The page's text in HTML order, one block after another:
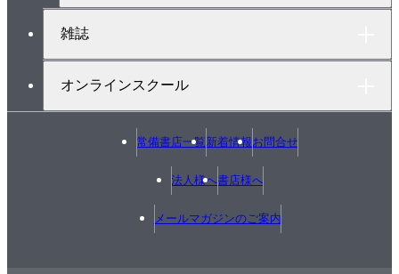
雑誌
オンラインスクール
常備書店一覧新着情報お問合せ
法人様へ書店様へ
メールマガジンのご案内